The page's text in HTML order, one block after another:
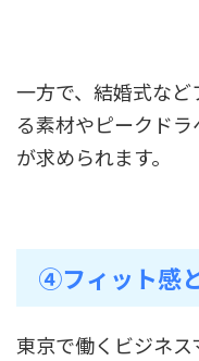
一方で、結婚式な
る素材やピークド
が求められます。
④フィット感
東京で働くビジネ